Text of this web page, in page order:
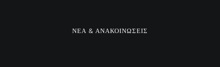
ΝΕΑ & ΑΝΑΚΟΙΝΩΣΕΙΣ